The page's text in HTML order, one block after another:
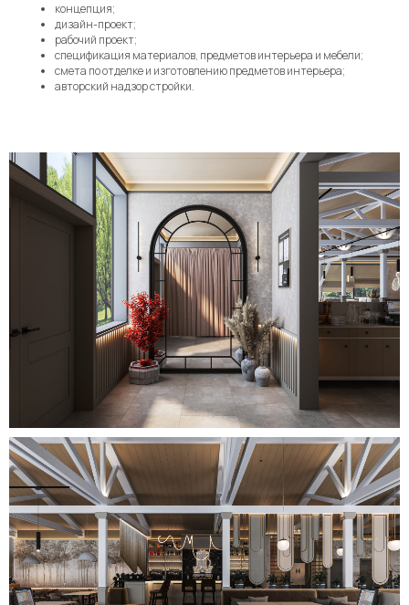
концепция;
дизайн-проект;
рабочий проект;
спецификация материалов, предметов интерьера и мебели;
смета по отделке и изготовлению предметов интерьера;
авторский надзор стройки.